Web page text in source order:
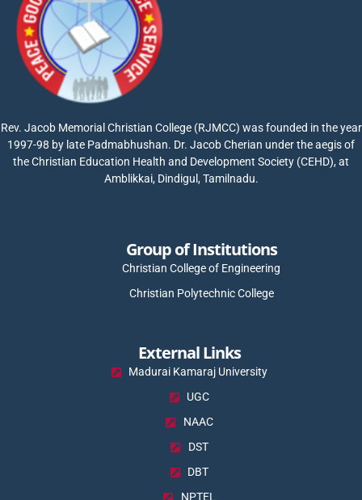
Rev. Jacob Memorial Christian College (RJMCC) was founded in the year
1997-98 by late Padmabhushan. Dr. Jacob Cherian under the aegis of
the Christian Education Health and Development Society (CEHD), at
Amblikkai, Dindigul, Tamilnadu.
Group of Institutions
Christian College of Engineering
Christian Polytechnic College
External Links
Madurai Kamaraj University
UGC
NAAC
DST
DBT
NPTEL